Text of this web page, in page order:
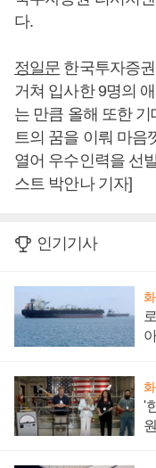
다.
정일문 한국투자증
거쳐 입사한 9명의
는 만큼 올해 또한 기
트의 꿈을 이뤄 마음
열어 우수인력을 선
스트 박안나 기자]
인기기사
'